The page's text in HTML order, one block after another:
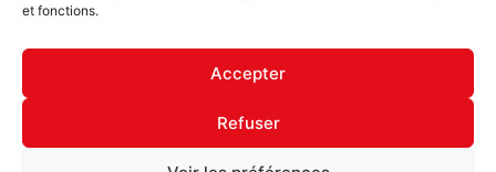
et fonctions.
Accepter
Refuser
S'inscrire à la newsletter
© Copyright © 2022 Maxi Flash